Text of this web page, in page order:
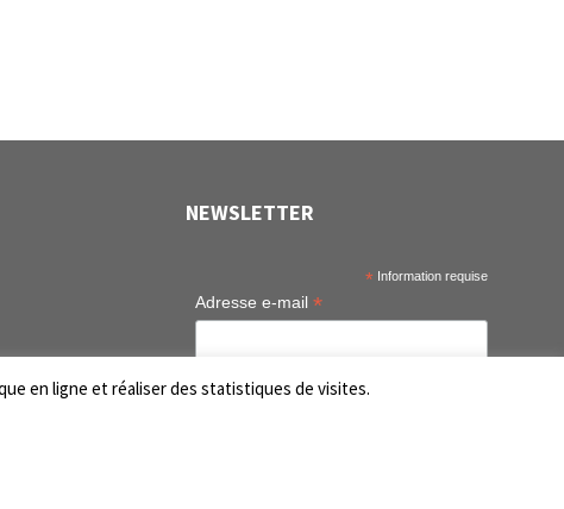
NEWSLETTER
* Information requise
Adresse e-mail*
en ligne et réaliser des statistiques de visites.